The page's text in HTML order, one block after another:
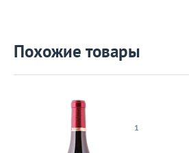
Похожие товары
1